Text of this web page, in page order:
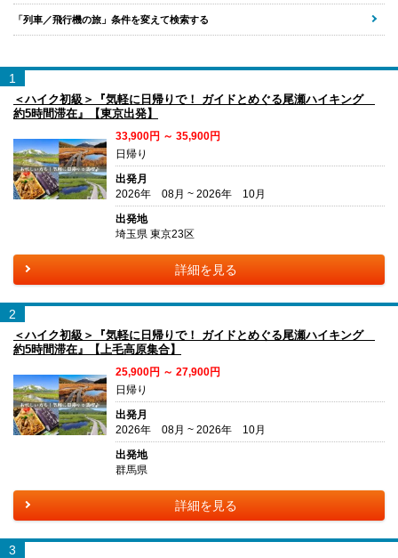
「列車／飛行機の旅」条件を変えて検索する
1
＜ハイク初級＞『気軽に日帰りで！ ガイドとめぐる尾瀬ハイキング
約5時間滞在』【東京出発】
33,900円 ～ 35,900円
日帰り
出発月
2026年 08月 ~ 2026年 10月
出発地
埼玉県 東京23区
詳細を見る
2
＜ハイク初級＞『気軽に日帰りで！ ガイドとめぐる尾瀬ハイキング
約5時間滞在』【上毛高原集合】
25,900円 ～ 27,900円
日帰り
出発月
2026年 08月 ~ 2026年 10月
出発地
群馬県
詳細を見る
3